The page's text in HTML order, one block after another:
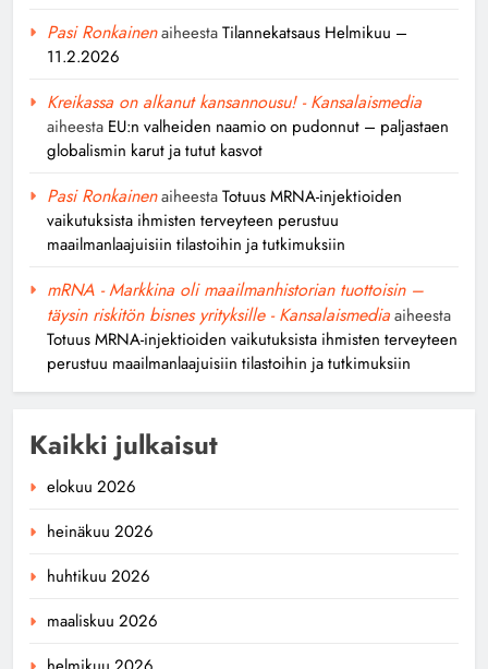
Pasi RonkainenaiheestaTilannekatsaus Helmikuu –
11.2.2026
Kreikassa on alkanut kansannousu! - Kansalaismedia
aiheesta EU:n valheiden naamio on pudonnut – paljastaen
globalismin karut ja tutut kasvot
Pasi RonkainenaiheestaTotuus MRNA-injektioiden
vaikutuksista ihmisten terveyteen perustuu
maailmanlaajuisiin tilastoihin ja tutkimuksiin
mRNA - Markkina oli maailmanhistorian tuottoisin –
täysin riskitön bisnes yrityksille - Kansalaismediaaiheesta
Totuus MRNA-injektioiden vaikutuksista ihmisten terveyteen
perustuu maailmanlaajuisiin tilastoihin ja tutkimuksiin
Kaikki julkaisut
elokuu 2026
heinäkuu 2026
huhtikuu 2026
maaliskuu 2026